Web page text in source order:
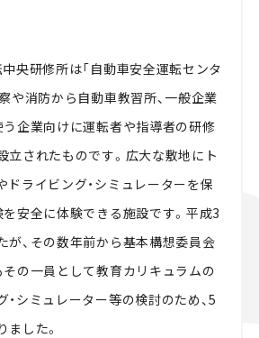
央研修所は「自動車安全運転センタ
や消防から自動車教習所、一般企業
う企業向けに運転者や指導者の研修
立されたものです。広大な敷地にト
ドライビング・シミュレーターを保
を安全に体験できる施設です。平成3
が、その数年前から基本構想委員会
その一員として教育カリキュラムの
シミュレーター等の検討のため、5
した。